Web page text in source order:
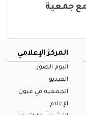
جمعية
المركز الإعلامي
البوم الصور
الفيديو
الجمعية في عيون
الإعلام